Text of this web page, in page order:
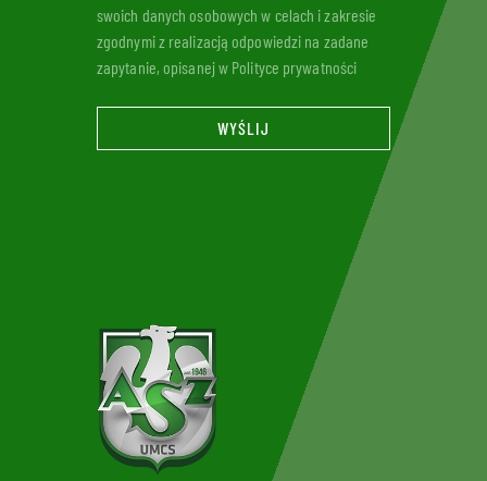
swoich danych osobowych w celach i zakresie
zgodnymi z realizacją odpowiedzi na zadane
zapytanie, opisanej w Polityce prywatności
WYŚLIJ